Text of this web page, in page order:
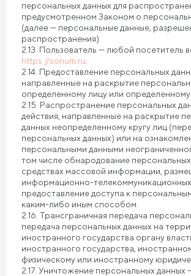
персональных данных для
предусмотренном Законом о
(далее — персональные данные,
распространения).
2.13. Пользователь — любой посетитель
https://sonum.ru
2.14. Предоставление персональных
направленные на раскрытие
определенному лицу или определенному
2.15. Распространение персональных
действия, направленные на раскрытие
данных неопределенному кругу лиц
персональных данных) или на
персональными данными
том числе обнародование персональных
средствах массовой информации,
информационно-телекоммуникационных
предоставление доступа к
каким-либо иным способом.
2.16. Трансграничная передача
передача персональных данных на
иностранного государства органу
иностранного государства,
физическому или иностранному
2.17. Уничтожение персональных